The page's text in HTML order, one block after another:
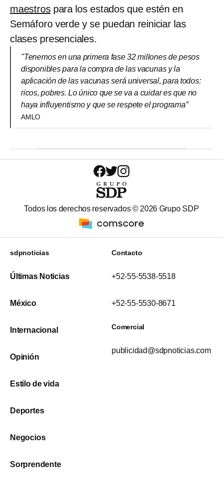
maestrospara los estados que estén en
Semáforo verde y se puedan reiniciar las
clases presenciales.
"Tenemos en una primera fase 32 millones de pesos
disponibles para la compra de las vacunas y la
aplicación de las vacunas será universal, para todos:
ricos, pobres. Lo único que se va a cuidar es que no
haya influyentismo y que se respete el programa”
AMLO
Todos los derechos reservados © 2026 Grupo SDP
sdpnoticias
Últimas Noticias
México
Internacional
Opinión
Estilo de vida
Deportes
Negocios
Sorprendente
Contacto
+52-55-5538-5518
+52-55-5530-8671
Comercial
publicidad@sdpnoticias.com